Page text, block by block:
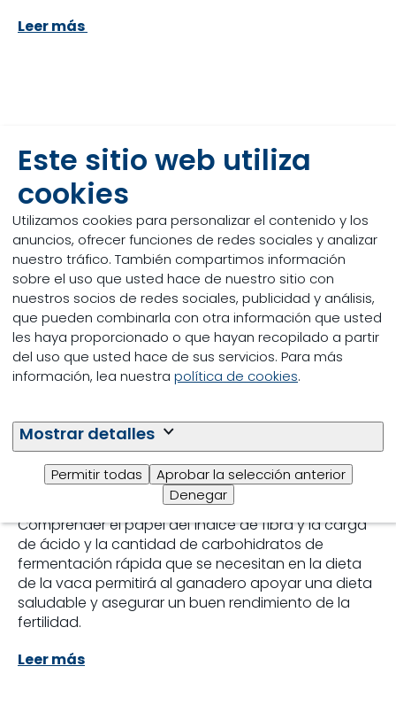
Este sitio web utiliza
cookies
Utilizamos cookies para personalizar el contenido y los
anuncios, ofrecer funciones de redes sociales y analizar
nuestro tráfico. También compartimos información
sobre el uso que usted hace de nuestro sitio con
nuestros socios de redes sociales, publicidad y análisis,
que pueden combinarla con otra información que usted
les haya proporcionado o que hayan recopilado a partir
del uso que usted hace de sus servicios. Para más
información, lea nuestra política de cookies.
Mostrar detalles
Permitir todas
Aprobar la selección anterior
Denegar
Leer más
Mejorar la salud y
fertilidad en las Vacas
Lecheras
Comprender el papel del índice de fibra y la carga
de ácido y la cantidad de carbohidratos de
fermentación rápida que se necesitan en la dieta
de la vaca permitirá al ganadero apoyar una dieta
saludable y asegurar un buen rendimiento de la
fertilidad.
Leer más